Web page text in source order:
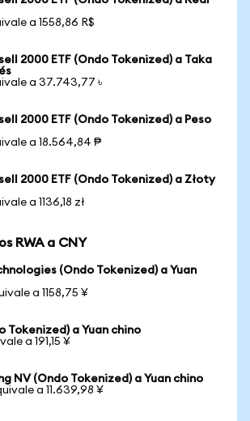
a 1558,86 R$
2000 ETF (Ondo Tokenized) a Taka
a 37.743,77 ৳
2000 ETF (Ondo Tokenized) a Peso
a 18.564,84 ₱
2000 ETF (Ondo Tokenized) a Złoty
a 1136,18 zł
RWA a CNY
(Ondo Tokenized) a Yuan
a 1158,75 ¥
Tokenized) a Yuan chino
a 191,15 ¥
NV (Ondo Tokenized) a Yuan chino
a 11.639,98 ¥